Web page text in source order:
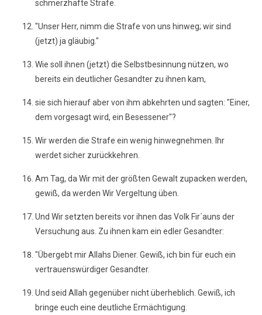
schmerzhafte Strafe.
"Unser Herr, nimm die Strafe von uns hinweg; wir sind
(jetzt) ja gläubig."
Wie soll ihnen (jetzt) die Selbstbesinnung nützen, wo
bereits ein deutlicher Gesandter zu ihnen kam,
sie sich hierauf aber von ihm abkehrten und sagten: "Einer,
dem vorgesagt wird, ein Besessener"?
Wir werden die Strafe ein wenig hinwegnehmen. Ihr
werdet sicher zurückkehren.
Am Tag, da Wir mit der größten Gewalt zupacken werden,
gewiß, da werden Wir Vergeltung üben.
Und Wir setzten bereits vor ihnen das Volk Fir´auns der
Versuchung aus. Zu ihnen kam ein edler Gesandter:
"Übergebt mir Allahs Diener. Gewiß, ich bin für euch ein
vertrauenswürdiger Gesandter.
Und seid Allah gegenüber nicht überheblich. Gewiß, ich
bringe euch eine deutliche Ermächtigung.